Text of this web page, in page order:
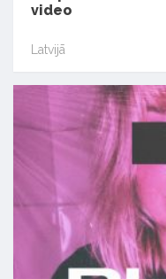
video
Latvijā